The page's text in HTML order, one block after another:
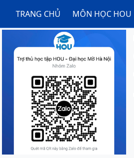
TRANG CHỦ MÔN HỌC HOU